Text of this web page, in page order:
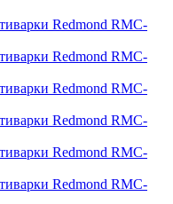
Redmond RMC-
Redmond RMC-
Redmond RMC-
Redmond RMC-
Redmond RMC-
Redmond RMC-